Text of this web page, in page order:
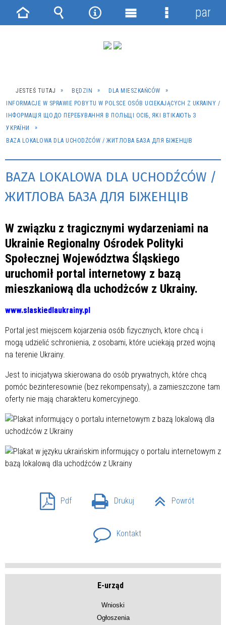
JESTEŚ TUTAJ BĘDZIN
DLA MIESZKAŃCÓW
INFORMACJE W SPRAWIE POBYTU W POLSCE OSÓB UCIEKAJĄCYCH Z UKRAINY /
ІНФОРМАЦІЯ ЩОДО ПЕРЕБУВАННЯ В ПОЛЬЩІ ОСІБ, ЯКІ ВТІКАЮТЬ З
УКРАЇНИ
BAZA LOKALOWA DLA UCHODŹCÓW / ЖИТЛОВА БАЗА ДЛЯ БІЖЕНЦІВ
BAZA LOKALOWA DLA UCHODŹCÓW /
ЖИТЛОВА БАЗА ДЛЯ БІЖЕНЦІВ
W związku z tragicznymi wydarzeniami na
Ukrainie Regionalny Ośrodek Polityki
Społecznej Województwa Śląskiego
uruchomił portal internetowy z bazą
mieszkaniową dla uchodżców z Ukrainy.
www.slaskiedlaukrainy.pl
Portal jest miejscem kojarzenia osób fizycznych, ktore chcą i
mogą udzielić schronienia, z osobami, które uciekają przed wojną
na terenie Ukrainy.
Jest to inicjatywa skierowana do osób prywatnych, które chcą
pomóc bezinteresownie (bez rekompensaty), a zamieszczone tam
oferty nie mają charakteru komercyjnego.
Pdf Drukuj Powrót
Kontakt
E-urząd
Wnioski
Ogłoszenia
Strona Wyszukiwarka
NarzędziaMenu
Menu
panel